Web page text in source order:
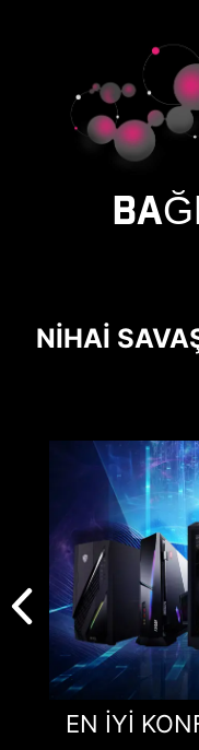
NIHAI
EN IYI